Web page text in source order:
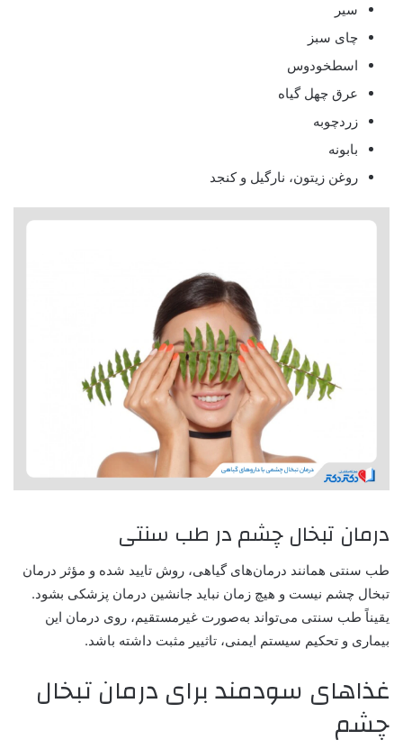
سیر
چای سبز
اسطخودوس
عرق چهل گیاه
زردچوبه
بابونه
روغن زیتون، نارگیل و کنجد
درمان تبخال چشم در طب سنتی
طب سنتی همانند درمان‌های گیاهی، روش تایید شده و مؤثر درمان
تبخال چشم نیست و هیچ زمان نباید جانشین درمان پزشکی بشود.
یقیناً طب سنتی می‌تواند به‌صورت غیرمستقیم، روی درمان این
بیماری و تحکیم سیستم ایمنی، تاثییر مثبت داشته باشد.
غذاهای سودمند برای درمان تبخال
چشم